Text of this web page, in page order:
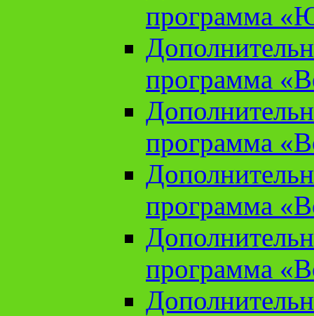
программа
программа
программа
программа
программа